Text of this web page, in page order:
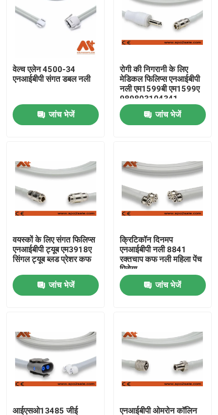
उत्पाद
हमारे बारे में
गुणवत्ता नियंत्रण
हमसे संपर्क करें
ईसीजी रोगी केबल
रोगी मॉनिटर केबल
पुन: प्रयोज्य खराब 2 सेंसर
वेल्च एलेन 4500-34
एनआईबीपी संगत डबल नली
जांच भेजें
रोगी की निगरानी के लिए
मेडिकल फिलिप्स एनआईबीपी
नली एम1599बी एम1599ए
989803104341
जांच भेजें
वयस्कों के लिए संगत फिलिप्स
एनआईबीपी ट्यूब एम3918ए
सिंगल ट्यूब ब्लड प्रेशर कफ
जांच भेजें
क्रिटिकॉन दिनमप
एनआईबीपी नली 8841
रक्तचाप कफ नली महिला पेंच
पिरोया
जांच भेजें
आईएसओ13485 जीई एनआईबीपी ओमरोन कॉलिन